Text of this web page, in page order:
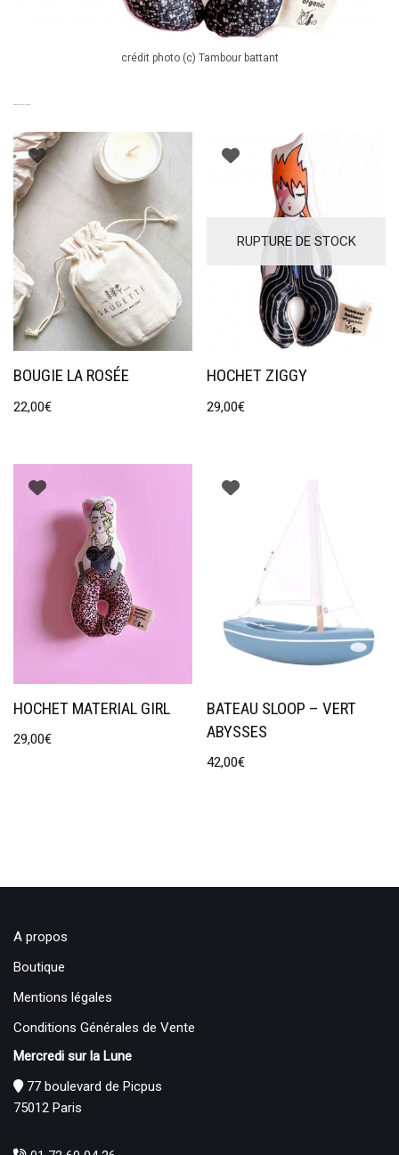
crédit photo (c) Tambour battant
BOUGIE LA ROSÉE
22,00€
RUPTURE DE STOCK
HOCHET ZIGGY
29,00€
HOCHET MATERIAL GIRL
29,00€
BATEAU SLOOP – VERT
ABYSSES
42,00€
A propos
Boutique
Mentions légales
Conditions Générales de Vente
Mercredi sur la Lune
77 boulevard de Picpus
75012 Paris